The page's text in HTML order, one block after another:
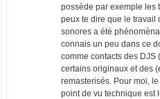
possède par exemple les
peux te dire que le travail
sonores a été
connais un peu dans ce
comme contacts des DJS
certains originaux et des
remasterisés. Pour moi,
point de vu technique est